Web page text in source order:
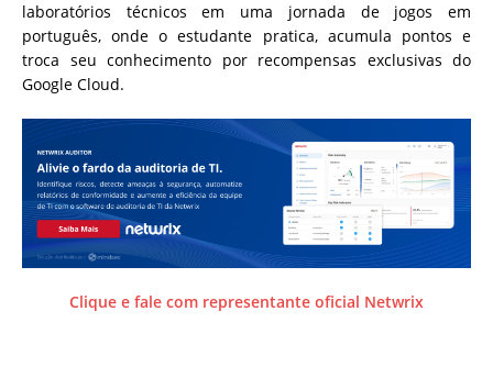
laboratórios técnicos em uma jornada de jogos em
português, onde o estudante pratica, acumula pontos e
troca seu conhecimento por recompensas exclusivas do
Google Cloud.
Clique e fale com representante oficial Netwrix